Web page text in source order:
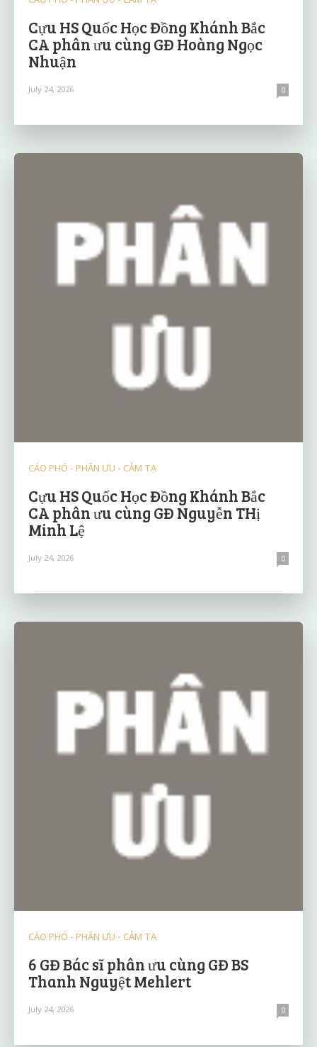
Cựu HS Quốc Học Đồng Khánh Bắc
CA phân ưu cùng GĐ Hoàng Ngọc
Nhuận
July 24, 2026 0
CÁO PHÓ - PHÂN ƯU - CẢM TẠ
Cựu HS Quốc Học Đồng Khánh Bắc
CA phân ưu cùng GĐ Nguyễn THị
Minh Lệ
July 24, 2026 0
CÁO PHÓ - PHÂN ƯU - CẢM TẠ
6 GĐ Bác sĩ phân ưu cùng GĐ BS
Thanh Nguyệt Mehlert
July 24, 2026 0